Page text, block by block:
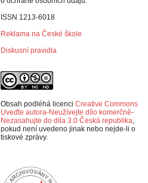
ISSN 1213-6018
Reklama na České škole
Diskusní pravidla
Obsah podléhá licenci Creative Commons
Uveďte autora-Neužívejte dílo komerčně-
Nezasahujte do díla 3.0 Česká republika,
pokud není uvedeno jinak nebo nejde-li o
tiskové zprávy.